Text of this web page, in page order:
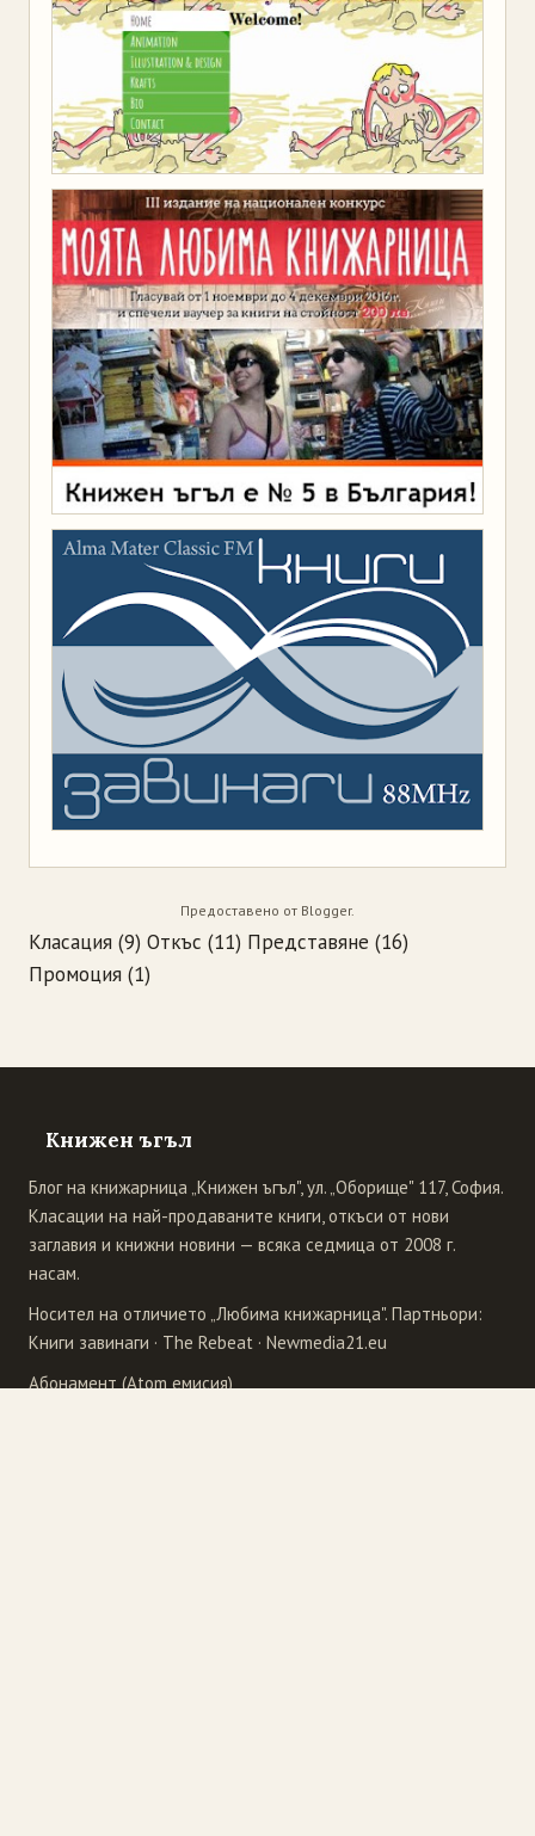
Предоставено от Blogger.
Класация (9) Откъс (11) Представяне (16)
Промоция (1)
Книжен ъгъл
Блог на книжарница „Книжен ъгъл", ул. „Оборище" 117, София.
Класации на най-продаваните книги, откъси от нови
заглавия и книжни новини — всяка седмица от 2008 г.
насам.
Носител на отличието „Любима книжарница". Партньори:
Книги завинаги · The Rebeat · Newmedia21.eu
Абонамент (Atom емисия)